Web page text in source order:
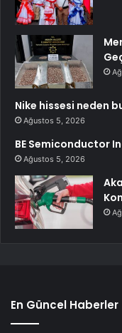
Nike hissesi neden
Ağustos 5, 2026
BE Semiconductor
Ağustos 5, 2026
En Güncel Haberler